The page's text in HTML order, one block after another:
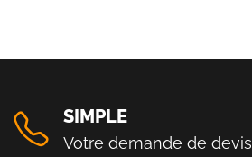
SIMPLE
Votre demande de devis